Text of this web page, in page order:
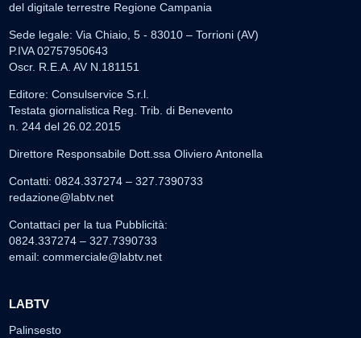
del digitale terrestre Regione Campania
Sede legale: Via Chiaio, 5 - 83010 – Torrioni (AV)
P.IVA 02757950643
Oscr. R.E.A. AV N.181151
Editore: Consulservice S.r.l.
Testata giornalistica Reg. Trib. di Benevento
n. 244 del 26.02.2015
Direttore Responsabile Dott.ssa Oliviero Antonella
Contatti: 0824.337274 – 327.7390733
redazione@labtv.net
Contattaci per la tua Pubblicità:
0824.337274 – 327.7390733
email: commerciale@labtv.net
LABTV
Palinsesto